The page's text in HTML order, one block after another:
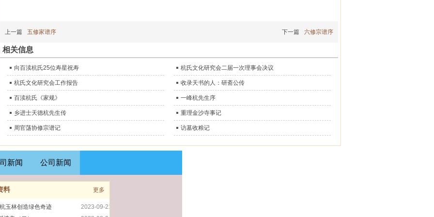
上一篇 五修家谱序 下一篇 六修宗谱序
相关信息
向百渎杭氏25位寿星祝寿 杭氏文化研究会二届一次理事会决议
杭氏文化研究会工作报告 收录天书的人：研斋公传
百渎杭氏《家规》 一峰杭先生序
乡进士天德杭先生传 重理金沙寺事记
周官荡协修宗谱记 访墓收粮记
料 更多
2023-09-21
玉林创造绿色奇迹
公司新闻
新闻